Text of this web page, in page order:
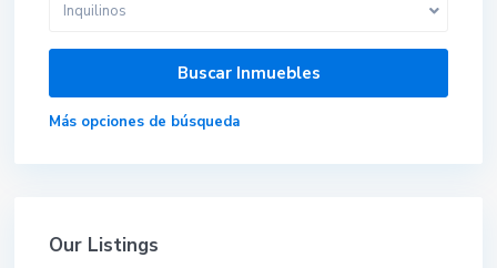
Inquilinos
Más opciones de búsqueda
Our Listings